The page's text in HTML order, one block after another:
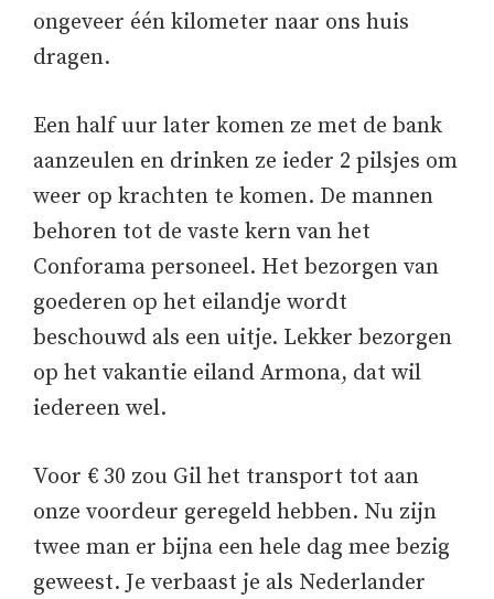
ongeveer één kilometer naar ons huis
dragen.
Een half uur later komen ze met de bank
aanzeulen en drinken ze ieder 2 pilsjes om
weer op krachten te komen. De mannen
behoren tot de vaste kern van het
Conforama personeel. Het bezorgen van
goederen op het eilandje wordt
beschouwd als een uitje. Lekker bezorgen
op het vakantie eiland Armona, dat wil
iedereen wel.
Voor € 30 zou Gil het transport tot aan
onze voordeur geregeld hebben. Nu zijn
twee man er bijna een hele dag mee bezig
geweest. Je verbaast je als Nederlander